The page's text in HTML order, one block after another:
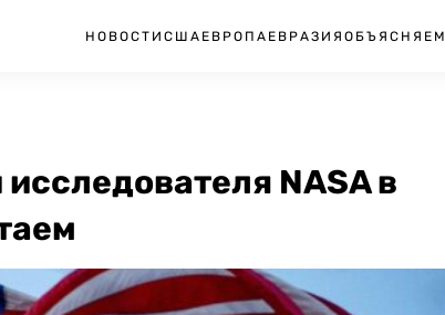
НОВОСТИ США ЕВРОПА ЕВРАЗИЯ ОБЪЯСНЯЕМ
NASA в